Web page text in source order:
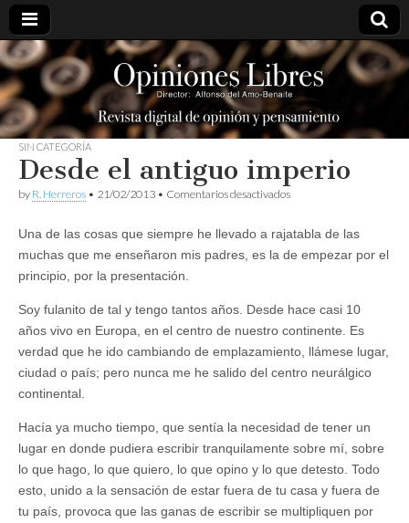
opinioneslibres
SIN CATEGORÍA
Desde el antiguo imperio
by R. Herreros • 21/02/2013 • Comentarios desactivadosen
antiguo
imperio
Una de las cosas que siempre he llevado a rajatabla de las
muchas que me enseñaron mis padres, es la de empezar por el
principio, por la presentación.
Soy fulanito de tal y tengo tantos años. Desde hace casi 10
años vivo en Europa, en el centro de nuestro continente. Es
verdad que he ido cambiando de emplazamiento, llámese lugar,
ciudad o país; pero nunca me he salido del centro neurálgico
continental.
Hacía ya mucho tiempo, que sentía la necesidad de tener un
lugar en donde pudiera escribir tranquilamente sobre mí, sobre
lo que hago, lo que quiero, lo que opino y lo que detesto. Todo
esto, unido a la sensación de estar fuera de tu casa y fuera de
tu país, provoca que las ganas de escribir se multipliquen por